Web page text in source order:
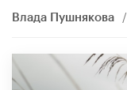
Влада Пушнякова /